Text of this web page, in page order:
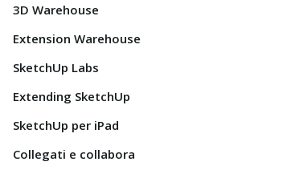
3D Warehouse
Extension Warehouse
SketchUp Labs
Extending SketchUp
SketchUp per iPad
Collegati e collabora